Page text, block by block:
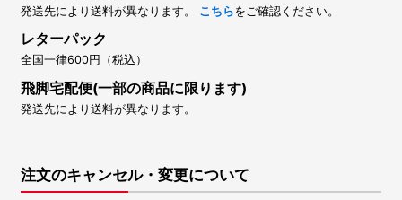
発送先により送料が異なります。 こちらをご確認ください。
レターパック
全国一律600円（税込）
飛脚宅配便(一部の商品に限ります)
発送先により送料が異なります。
注文のキャンセル・変更について